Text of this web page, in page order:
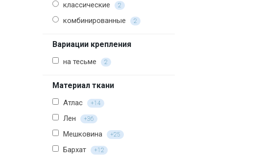
классические 2
комбинированные 2
Вариации крепления
на тесьме 2
Материал ткани
Атлас +14
Лен +36
Мешковина +25
Бархат +12